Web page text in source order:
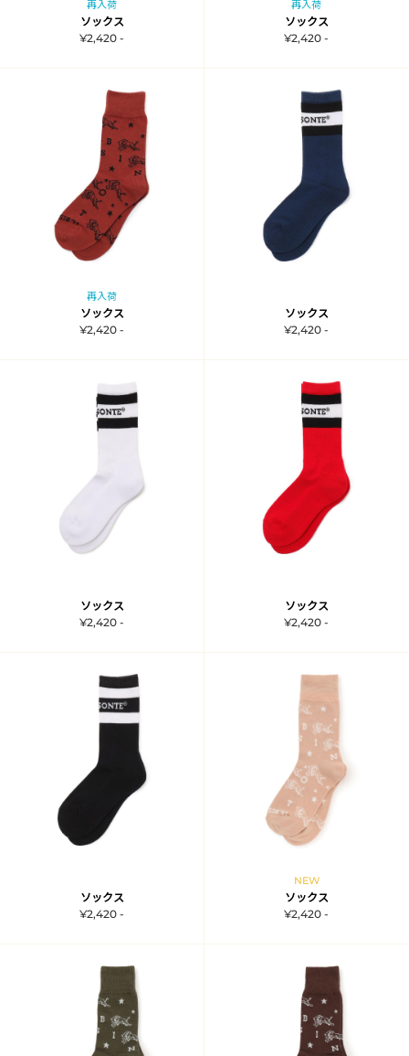
再入荷
ソックス
¥2,420 -
再入荷
ソックス
¥2,420 -
再入荷
ソックス
¥2,420 -
ソックス
¥2,420 -
ソックス
¥2,420 -
ソックス
¥2,420 -
ソックス
¥2,420 -
NEW
ソックス
¥2,420 -